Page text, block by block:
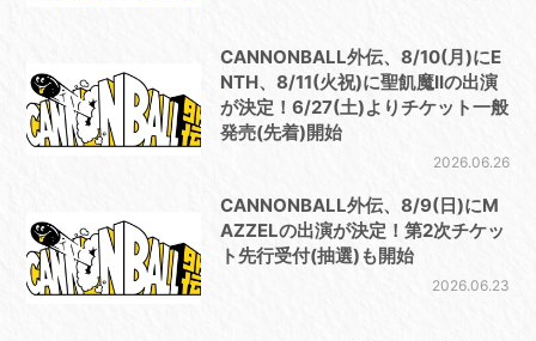
CANNONBALL外伝、8/10(⽉)にE
NTH、8/11(⽕祝)に聖飢魔IIの出演
が決定！6/27(⼟)よりチケット⼀般
発売(先着)開始
2026.06.26
CANNONBALL外伝、8/9(⽇)にM
AZZELの出演が決定！第2次チケッ
ト先⾏受付(抽選)も開始
2026.06.23